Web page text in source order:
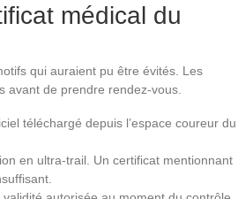
médical du
qui auraient pu être évités. Les
avant de prendre rendez-vous.
téléchargé depuis l’espace coureur du
en ultra-trail. Un certificat mentionnant